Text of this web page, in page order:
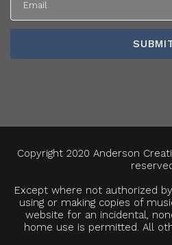
Copyright 2020 Anderson
Except where not authorized
using or making copies of
website for an incidental,
home use is permitted. All